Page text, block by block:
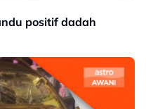
positif dadah